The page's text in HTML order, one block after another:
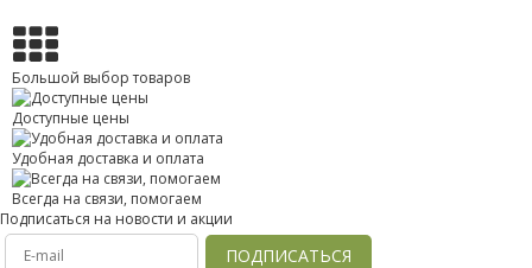
Большой выбор товаров
Доступные цены
Удобная доставка и оплата
Всегда на связи, помогаем
Подписаться на новости и акции
ПОДПИСАТЬСЯ